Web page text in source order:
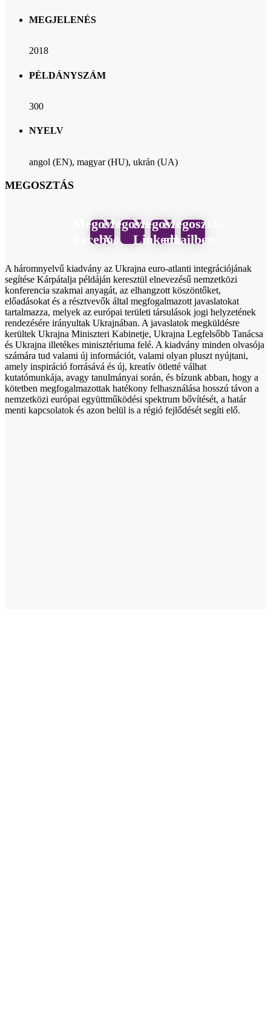
MEGJELENÉS
2018
PÉLDÁNYSZÁM
300
NYELV
angol (EN), magyar (HU), ukrán (UA)
MEGOSZTÁS
Megosztás
Facebook
Megosztás
X
Megosztás
LinkedIn
Megosztás
emailben
A háromnyelvű kiadvány az Ukrajna euro-atlanti integrációjának
segítése Kárpátalja példáján keresztül elnevezésű nemzetközi
konferencia szakmai anyagát, az elhangzott köszöntőket,
előadásokat és a résztvevők által megfogalmazott javaslatokat
tartalmazza, melyek az európai területi társulások jogi helyzetének
rendezésére irányultak Ukrajnában. A javaslatok megküldésre
kerültek Ukrajna Miniszteri Kabinetje, Ukrajna Legfelsőbb Tanácsa
és Ukrajna illetékes minisztériuma felé. A kiadvány minden olvasója
számára tud valami új információt, valami olyan pluszt nyújtani,
amely inspiráció forrásává és új, kreatív ötletté válhat
kutatómunkája, avagy tanulmányai során, és bízunk abban, hogy a
kötetben megfogalmazottak hatékony felhasználása hosszú távon a
nemzetközi európai együttműködési spektrum bővítését, a határ
menti kapcsolatok és azon belül is a régió fejlődését segíti elő.